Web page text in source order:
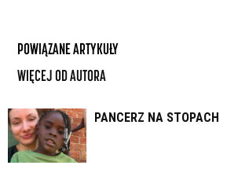
POWIĄZANE ARTYKUŁY
WIĘCEJ OD AUTORA
PANCERZ NA STOPACH